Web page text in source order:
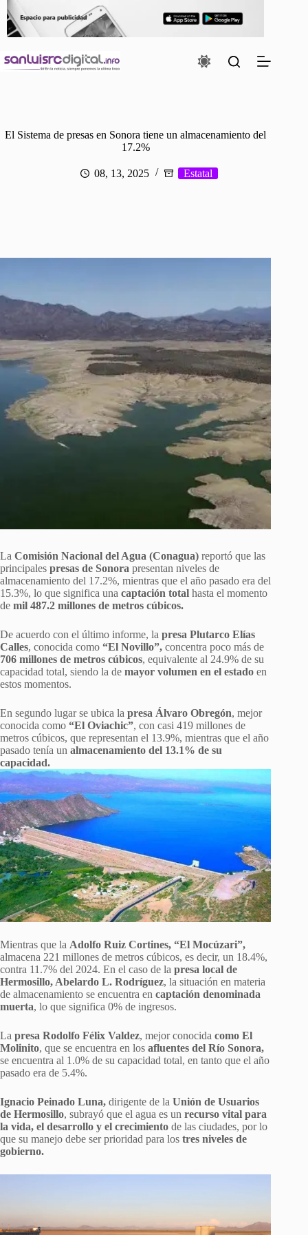
contenido
El Sistema de presas en Sonora tiene un almacenamiento del
17.2%
08, 13, 2025 Estatal
La Comisión Nacional del Agua (Conagua) reportó que las
principales presas de Sonora presentan niveles de
almacenamiento del 17.2%, mientras que el año pasado era del
15.3%, lo que significa una captación total hasta el momento
de mil 487.2 millones de metros cúbicos.
De acuerdo con el último informe, la presa Plutarco Elías
Calles, conocida como “El Novillo”, concentra poco más de
706 millones de metros cúbicos, equivalente al 24.9% de su
capacidad total, siendo la de mayor volumen en el estado en
estos momentos.
En segundo lugar se ubica la presa Álvaro Obregón, mejor
conocida como “El Oviachic”, con casi 419 millones de
metros cúbicos, que representan el 13.9%, mientras que el año
pasado tenía un almacenamiento del 13.1% de su
capacidad.
Mientras que la Adolfo Ruiz Cortines, “El Mocúzari”,
almacena 221 millones de metros cúbicos, es decir, un 18.4%,
contra 11.7% del 2024. En el caso de la presa local de
Hermosillo, Abelardo L. Rodríguez, la situación en materia
de almacenamiento se encuentra en captación denominada
muerta, lo que significa 0% de ingresos.
La presa Rodolfo Félix Valdez, mejor conocida como El
Molinito, que se encuentra en los afluentes del Río Sonora,
se encuentra al 1.0% de su capacidad total, en tanto que el año
pasado era de 5.4%.
Ignacio Peinado Luna, dirigente de la Unión de Usuarios
de Hermosillo, subrayó que el agua es un recurso vital para
la vida, el desarrollo y el crecimiento de las ciudades, por lo
que su manejo debe ser prioridad para los tres niveles de
gobierno.